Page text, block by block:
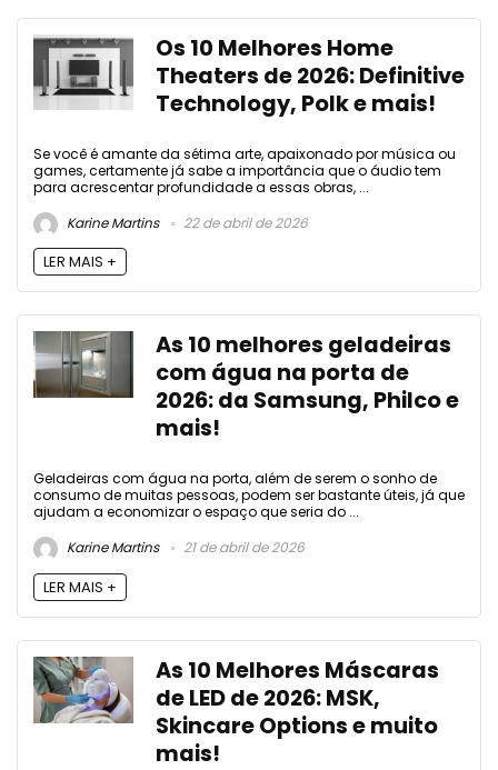
Os 10 Melhores Home
Theaters de 2026: Definitive
Technology, Polk e mais!
Se você é amante da sétima arte, apaixonado por música ou
games, certamente já sabe a importância que o áudio tem
para acrescentar profundidade a essas obras, ...
Karine Martins
22 de abril de 2026
LER MAIS +
As 10 melhores geladeiras
com água na porta de
2026: da Samsung, Philco e
mais!
Geladeiras com água na porta, além de serem o sonho de
consumo de muitas pessoas, podem ser bastante úteis, já que
ajudam a economizar o espaço que seria do ...
Karine Martins
21 de abril de 2026
LER MAIS +
As 10 Melhores Máscaras
de LED de 2026: MSK,
Skincare Options e muito
mais!